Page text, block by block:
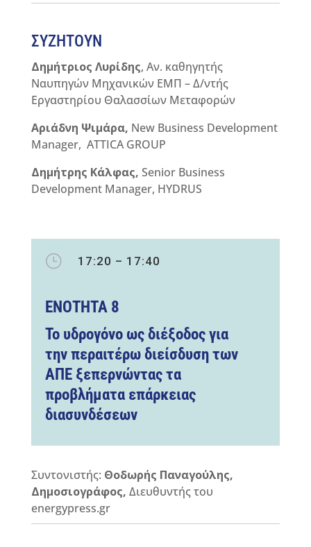
ΣΥΖΗΤΟΥΝ
Δημήτριος Λυρίδης, Αν. καθηγητής
Ναυπηγών Μηχανικών ΕΜΠ – Δ/ντής
Εργαστηρίου Θαλασσίων Μεταφορών
Αριάδνη Ψιμάρα, New Business Development
Manager, ATTICA GROUP
Δημήτρης Κάλφας, Senior Business
Development Manager, HYDRUS
} 17:20 – 17:40
ΕΝΟΤΗΤΑ 8
Το υδρογόνο ως διέξοδος για
την περαιτέρω διείσδυση των
ΑΠΕ ξεπερνώντας τα
προβλήματα επάρκειας
διασυνδέσεων
Συντονιστής: Θοδωρής Παναγούλης,
Δημοσιογράφος, Διευθυντής του
energypress.gr